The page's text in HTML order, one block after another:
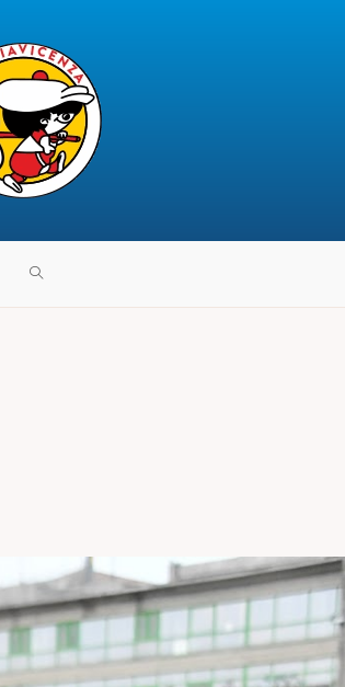
ATTIVA/DISATTIVA
WEB